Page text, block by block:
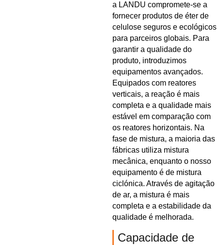
a LANDU compromete-se a
fornecer produtos de éter de
celulose seguros e ecológicos
para parceiros globais. Para
garantir a qualidade do
produto, introduzimos
equipamentos avançados.
Equipados com reatores
verticais, a reação é mais
completa e a qualidade mais
estável em comparação com
os reatores horizontais. Na
fase de mistura, a maioria das
fábricas utiliza mistura
mecânica, enquanto o nosso
equipamento é de mistura
ciclónica. Através de agitação
de ar, a mistura é mais
completa e a estabilidade da
qualidade é melhorada.
Capacidade de